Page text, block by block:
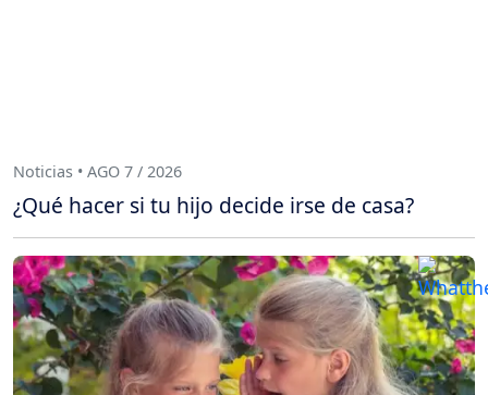
Noticias • AGO 7 / 2026
¿Qué hacer si tu hijo decide irse de casa?